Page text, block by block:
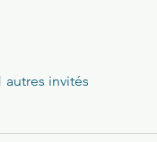
autres invités